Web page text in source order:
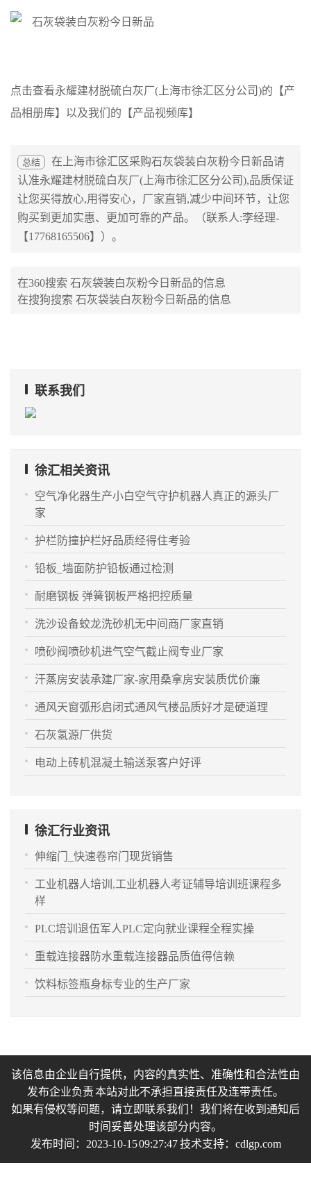
点击查看永耀建材脱硫白灰厂(上海市徐汇区分公司)的 【产
品相册库】 以及我们的 【产品视频库】
总结 在上海市徐汇区采购石灰袋装白灰粉今日新品请
认准永耀建材脱硫白灰厂(上海市徐汇区分公司),品质保证
让您买得放心,用得安心，厂家直销,减少中间环节，让您
购买到更加实惠、更加可靠的产品。（联系人:李经理-
【17768165506】）。
在360搜索 石灰袋装白灰粉今日新品的信息
在搜狗搜索 石灰袋装白灰粉今日新品的信息
联系我们
徐汇相关资讯
空气净化器生产小白空气守护机器人真正的源头厂
家
护栏防撞护栏好品质经得住考验
铅板_墙面防护铅板通过检测
耐磨钢板 弹簧钢板严格把控质量
洗沙设备蛟龙洗砂机无中间商厂家直销
喷砂阀喷砂机进气空气截止阀专业厂家
汗蒸房安装承建厂家-家用桑拿房安装质优价廉
通风天窗弧形启闭式通风气楼品质好才是硬道理
石灰氢源厂供货
电动上砖机混凝土输送泵客户好评
徐汇行业资讯
伸缩门_快速卷帘门现货销售
工业机器人培训,工业机器人考证辅导培训班课程多
样
PLC培训退伍军人PLC定向就业课程全程实操
重载连接器防水重载连接器品质值得信赖
饮料标签瓶身标专业的生产厂家
该信息由企业自行提供，内容的真实性、准确性和合法性由
发布企业负责 本站对此不承担直接责任及连带责任。
如果有侵权等问题，请立即联系我们！我们将在收到通知后
时间妥善处理该部分内容。
发布时间：2023-10-15 09:27:47 技术支持： cdlgp.com